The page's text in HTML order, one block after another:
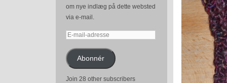
om nye indlæg på dette websted
via e-mail.
E-
adresseAbonnér
Join 28 other subscribers